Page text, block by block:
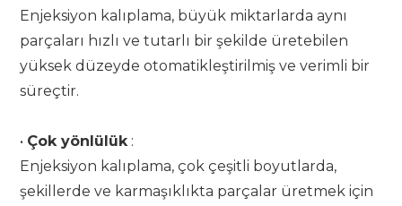
Enjeksiyon kalıplama, büyük miktarlarda aynı
parçaları hızlı ve tutarlı bir şekilde üretebilen
yüksek düzeyde otomatikleştirilmiş ve verimli bir
süreçtir.
• Çok yönlülük :
Enjeksiyon kalıplama, çok çeşitli boyutlarda,
şekillerde ve karmaşıklıkta parçalar üretmek için